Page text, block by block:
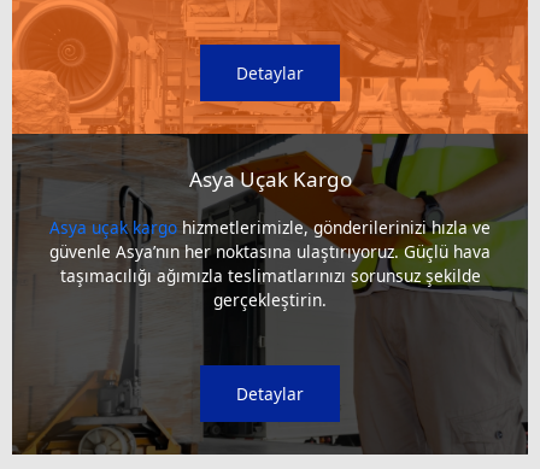
Detaylar
Asya Uçak Kargo
Asya uçak kargo hizmetlerimizle, gönderilerinizi hızla ve
güvenle Asya’nın her noktasına ulaştırıyoruz. Güçlü hava
taşımacılığı ağımızla teslimatlarınızı sorunsuz şekilde
gerçekleştirin.
Detaylar